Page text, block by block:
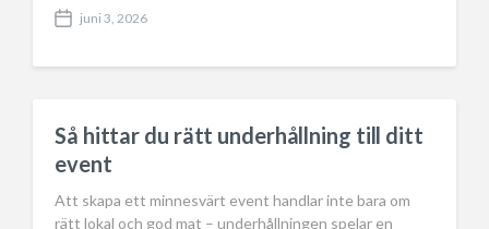
P
s
a
t
e
juni 3, 2026
Så hittar du rätt underhållning till ditt
event
Att skapa ett minnesvärt event handlar inte bara om
rätt lokal och god mat – underhållningen spelar en